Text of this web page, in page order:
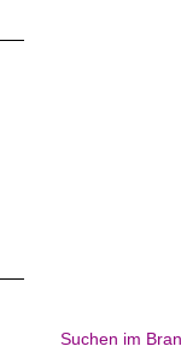
Suchen im